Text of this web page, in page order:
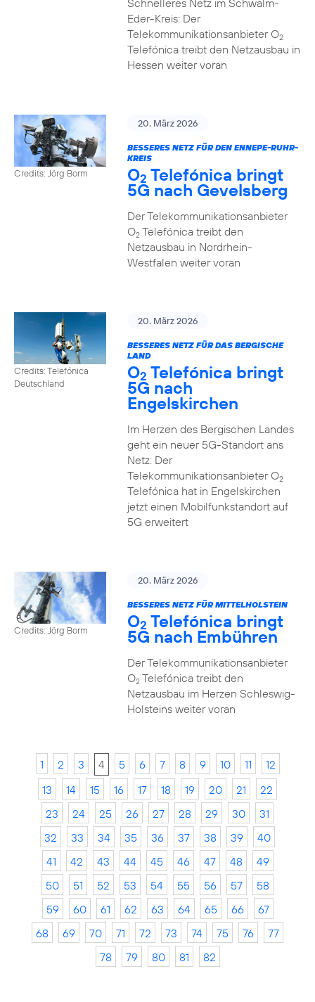
Schnelleres Netz im Schwalm-
Eder-Kreis: Der
Telekommunikationsanbieter O2
Telefónica treibt den Netzausbau in
Hessen weiter voran
Credits: Jörg Borm
20. März 2026
BESSERES NETZ FÜR DEN ENNEPE-RUHR-
KREIS
O2 Telefónica bringt
5G nach Gevelsberg
Der Telekommunikationsanbieter
O2Telefónica treibt den
Netzausbau in Nordrhein-
Westfalen weiter voran
Credits: Telefónica
Deutschland
20. März 2026
BESSERES NETZ FÜR DAS BERGISCHE
LAND
O2 Telefónica bringt
5G nach
Engelskirchen
Im Herzen des Bergischen Landes
geht ein neuer 5G-Standort ans
Netz: Der
Telekommunikationsanbieter O2
Telefónica hat in Engelskirchen
jetzt einen Mobilfunkstandort auf
5G erweitert
Credits: Jörg Borm
20. März 2026
BESSERES NETZ FÜR MITTELHOLSTEIN
O2 Telefónica bringt
5G nach Embühren
Der Telekommunikationsanbieter
O2Telefónica treibt den
Netzausbau im Herzen Schleswig-
Holsteins weiter voran
1 2 3 4 5 6 7 8 9 10 11
12
13
14 15 16 17 18 19 20 21
22
23
24 25 26 27 28 29 30
31
32
33 34 35 36 37 38 39
40
41
42 43 44 45 46 47 48
49
50
51 52 53 54 55 56 57
58
59
60 61 62 63 64 65 66
67
68
69 70 71 72 73 74 75 76
77
78
79 80 81 82